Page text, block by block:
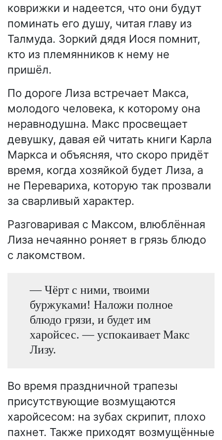
коврижки и надеется, что они будут
поминать его душу, читая главу из
Талмуда. Зоркий дядя Иося помнит,
кто из племянников к нему не
пришёл.
По дороге Лиза встречает Макса,
молодого человека, к которому она
неравнодушна. Макс просвещает
девушку, давая ей читать книги Карла
Маркса и объясняя, что скоро придёт
время, когда хозяйкой будет Лиза, а
не Перевариха, которую так прозвали
за сварливый характер.
Разговаривая с Максом, влюблённая
Лиза нечаянно роняет в грязь блюдо
с лакомством.
— Чёрт с ними, твоими
буржуками! Наложи полное
блюдо грязи, и будет им
харойсес. — успокаивает Макс
Лизу.
Во время праздничной трапезы
присутствующие возмущаются
харойсесом: на зубах скрипит, плохо
пахнет. Также приходят возмущённые